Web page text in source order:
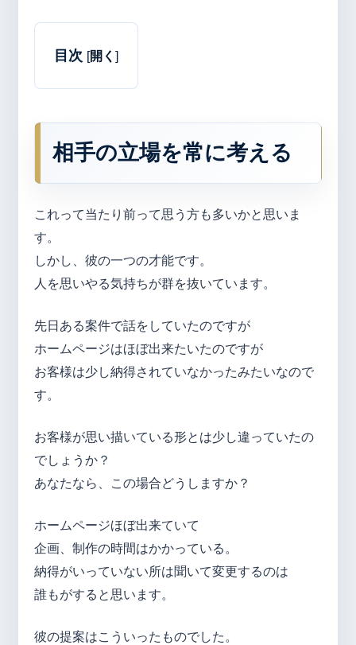
目次 [開く]
相手の立場を常に考える
これって当たり前って思う方も多いかと思いま
す。
しかし、彼の一つの才能です。
人を思いやる気持ちが群を抜いています。
先日ある案件で話をしていたのですが
ホームページはほぼ出来たいたのですが
お客様は少し納得されていなかったみたいなので
す。
お客様が思い描いている形とは少し違っていたの
でしょうか？
あなたなら、この場合どうしますか？
ホームページほぼ出来ていて
企画、制作の時間はかかっている。
納得がいっていない所は聞いて変更するのは
誰もがすると思います。
彼の提案はこういったものでした。